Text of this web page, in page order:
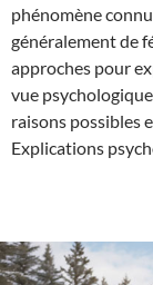
phénomène
généralement de
approches pour
vue
raisons possibles
Explications